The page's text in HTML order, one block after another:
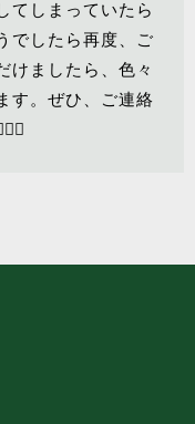
てしまっていたら
でしたら再度、ご
けましたら、色々
す。ぜひ、ご連絡